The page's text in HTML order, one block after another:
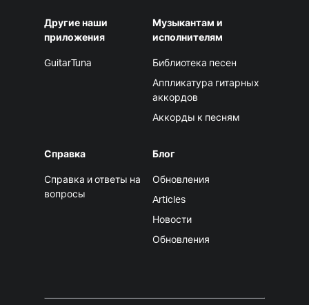
Другие наши
приложения
GuitarTuna
Музыкантам и
исполнителям
Библиотека песен
Аппликатура гитарных
аккордов
Аккорды к песням
Справка
Справка и ответы на
вопросы
Блог
Обновления
Articles
Новости
Обновления